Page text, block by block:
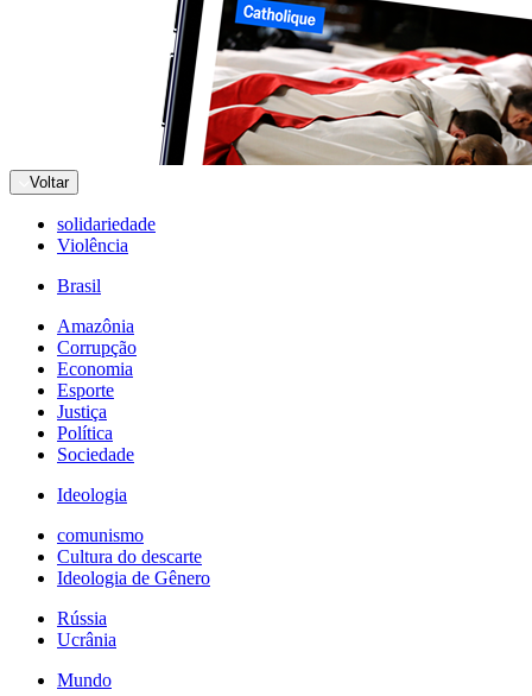
Voltar
solidariedade
Violência
Brasil
Amazônia
Corrupção
Economia
Esporte
Justiça
Política
Sociedade
Ideologia
comunismo
Cultura do descarte
Ideologia de Gênero
Rússia
Ucrânia
Mundo